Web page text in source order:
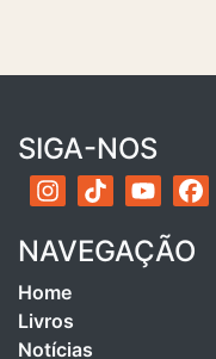
SIGA-NOS
NAVEGAÇÃO
Home
Livros
Notícias